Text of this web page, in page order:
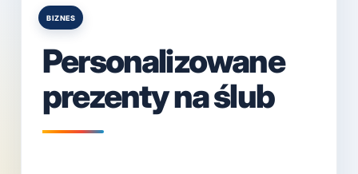
Posted
BIZNES
Personalizowane
prezenty na ślub